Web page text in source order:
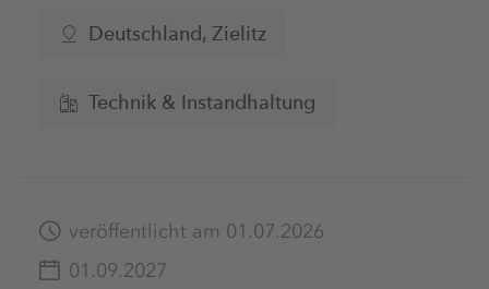
Deutschland, Zielitz
Technik & Instandhaltung
veröffentlicht am 01.07.2026
01.09.2027